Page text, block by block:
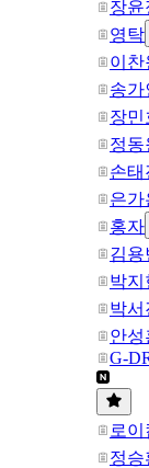
장윤
영탁
이찬
송가
장민
정동
손태
은가
홍자
김용
박지
박서
안성
G-
로이
정승